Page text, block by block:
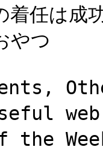
任は成
やつ
web-